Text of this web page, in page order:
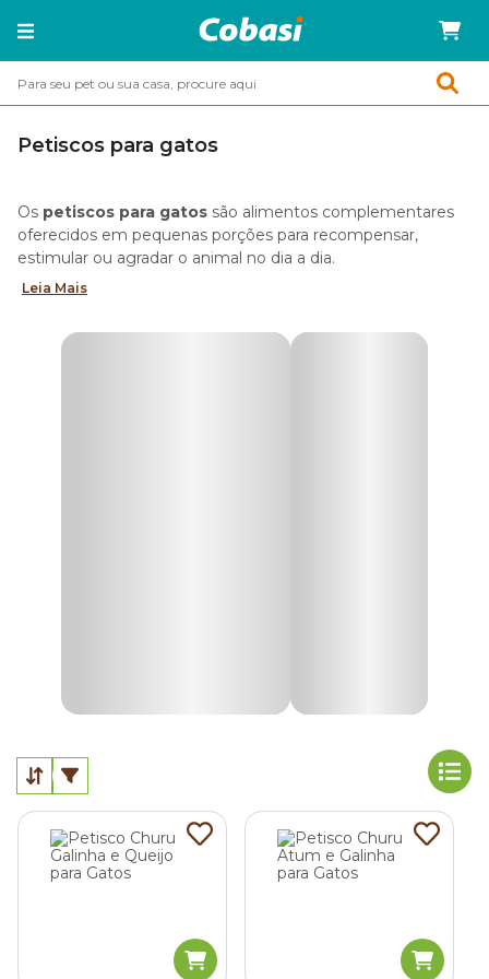
Petiscos para gatos
Os petiscos para gatos são alimentos complementares
oferecidos em pequenas porções para recompensar,
estimular ou agradar o animal no dia a dia.
a tornar a
dieta do felino mais variada e interessante
Os petiscos
não servem apenas como agrado. Quando
oferecidos com moderação, são alternativas que têm um
papel importante na
alimentação complementar felina
contribuindo para estímulos físicos e comportamentais.
Leia Mais